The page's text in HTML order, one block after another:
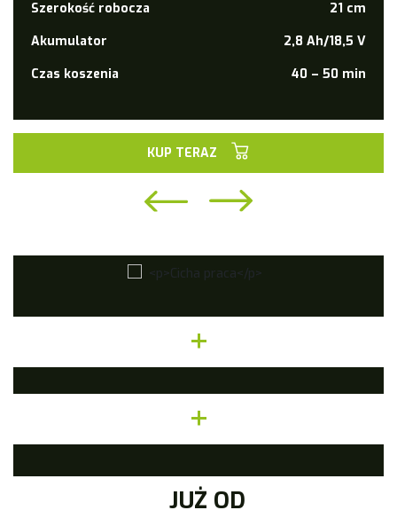
Szerokość robocza
21 cm
Akumulator
2,8 Ah/18,5 V
Czas koszenia
40 – 50 min
KUP TERAZ
+
+
JUŻ OD